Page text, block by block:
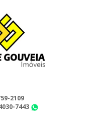
2109
7443